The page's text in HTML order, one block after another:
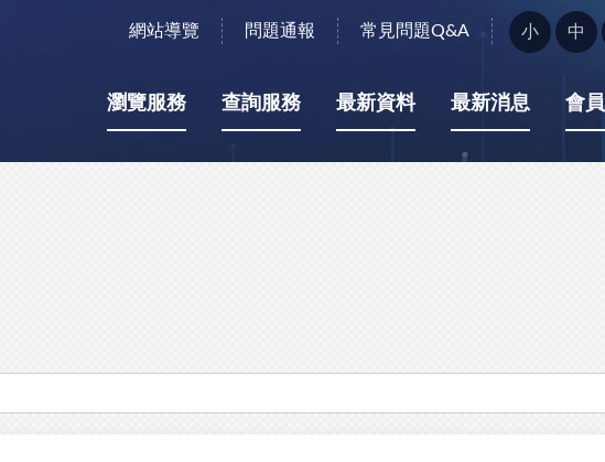
網站導覽 問題通報 常見問題Q&A
字
型
小：
小 中
瀏覽服務 查詢服務 最新資料 最新消息 會